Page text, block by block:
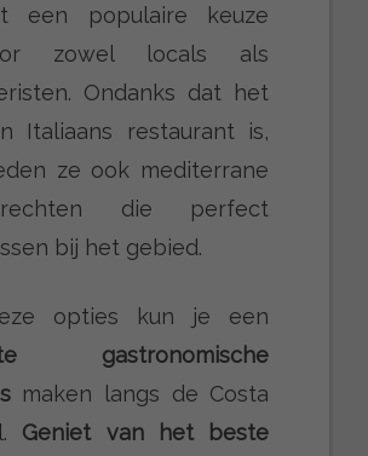
een populaire keuze
zowel locals als
Ondanks dat het
Italiaans restaurant is,
ze ook mediterrane
die perfect
bij het gebied.
opties kun je een
gastronomische
maken langs de Costa
Geniet van het beste